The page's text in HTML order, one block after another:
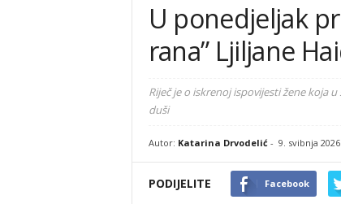
U ponedjeljak
rana” Ljiljane
Riječ je o iskrenoj ispovijesti žene koja
duši
Autor: Katarina Drvodelić- 9. svibnja 2026
PODIJELITE Facebook